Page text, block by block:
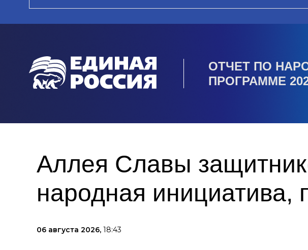
ОТЧЕТ ПО
ПРОГРАММЕ
Аллея Славы
народная инициатива,
06 августа 2026, 18:43